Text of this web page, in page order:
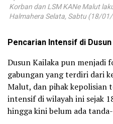
Korban dan LSM KANe Malut
Halmahera Selata, Sabtu (18/
Pencarian Intensif di
Dusun Kailaka pun menjadi
gabungan yang terdiri dari
Malut, dan pihak kepolisian
intensif di wilayah ini sejak
hingga kini belum ada